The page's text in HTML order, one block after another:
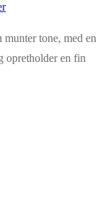
tone, med en
opretholder en fin